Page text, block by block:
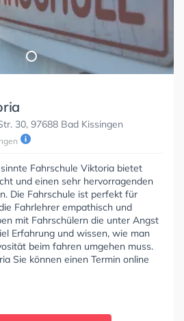
30, 97688 Bad Kissingen
Fahrschule Viktoria bietet
und einen sehr hervorragenden
Die Fahrschule ist perfekt für
Fahrlehrer empathisch und
mit Fahrschülern die unter Angst
Erfahrung und wissen, wie man
beim fahren umgehen muss.
Sie können einen Termin online